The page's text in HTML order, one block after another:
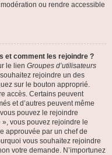
ou rendre accessible
et comment les rejoindre ?
le lien Groupes d’utilisateurs
rejoindre un des
sur le bouton approprié.
accès. Certains peuvent
et d’autres peuvent même
pouvez le rejoindre
vous pouvez rejoindre le
approuvée par un chef de
vous souhaitez rejoindre
votre demande. N’importunez